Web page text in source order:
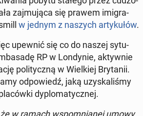
zaj­mu­ją­ca się prawem imi­gra­
w jednym z naszych ar­ty­ku­łów.
upewnić się co do naszej sy­tu­
RP w Lon­dy­nie, ak­tyw­nie
po­li­tycz­ną w Wiel­kiej Bry­ta­nii.
od­po­wiedź, jaką uzy­ska­li­śmy
dy­plo­ma­tycz­nej.
w ramach wspo­mnia­nej umowy